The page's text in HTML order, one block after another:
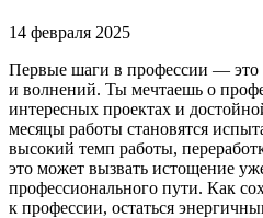
14 февраля 2025
Первые шаги в профессии —
и волнений. Ты мечтаешь о
интересных проектах и
месяцы работы становятся
высокий темп работы,
это может вызвать истощение
профессионального пути. Как
к профессии, остаться